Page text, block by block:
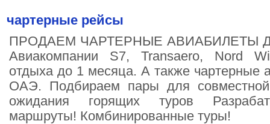
чартерные рейсы
ПРОДАЕМ ЧАРТЕРНЫЕ АВИАБИЛЕТЫ
Авиакомпании S7, Transaero, Nord
отдыха до 1 месяца. А также
ОАЭ. Подбираем пары для
ожидания горящих туров
маршруты! Комбинированные туры!